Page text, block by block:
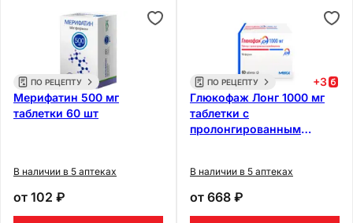
ПО РЕЦЕПТУ
Мерифатин 500 мг
таблетки 60 шт
В наличии в 5 аптеках
от 102 ₽
ПО РЕЦЕПТУ +3
Глюкофаж Лонг 1000 мг
таблетки с
пролонгированным
В наличии в 5 аптеках
от 668 ₽